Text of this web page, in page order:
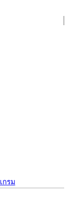
กรม